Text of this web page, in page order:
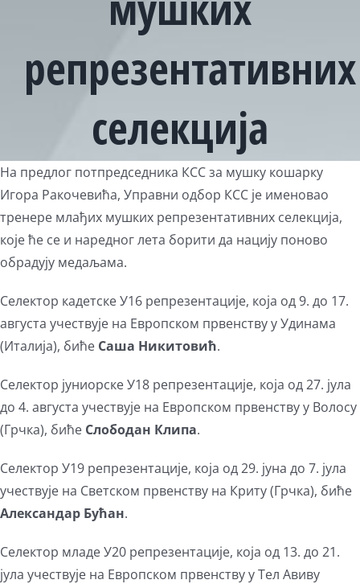
репрезентативних
селекција
View
Larger
Image
На предлог потпредседника КСС за мушку кошарку
Игора Ракочевића, Управни одбор КСС је именовао
тренере млађих мушких репрезентативних селекција,
којe ће се и наредног лета борити да нацију поново
обрадују медаљама.
Селектор кадетске У16 репрезентације, која од 9. до 17.
августа учествује на Европском првенству у Удинама
(Италија), биће Саша Никитовић.
Селектор јуниорске У18 репрезентације, која од 27. јула
до 4. августа учествује на Европском првенству у Волосу
(Грчка), биће Слободан Клипа.
Селектор У19 репрезентације, која од 29. јуна до 7. јула
учествује на Светском првенству на Криту (Грчка), биће
Александар Бућан.
Селектор младе У20 репрезентације, која од 13. до 21.
јула учествује на Европском првенству у Тел Авиву